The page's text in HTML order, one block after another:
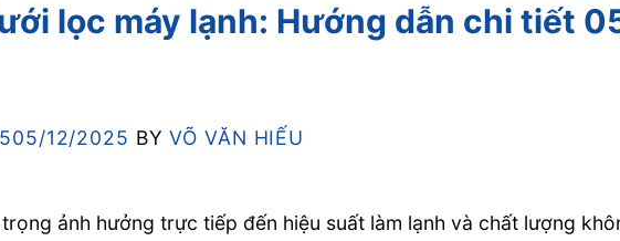
lọc máy lạnh: Hướng dẫn chi tiết
05/12/2025 BYVÕ VĂN HIẾU
ảnh hưởng trực tiếp đến hiệu suất làm lạnh và chất lượng